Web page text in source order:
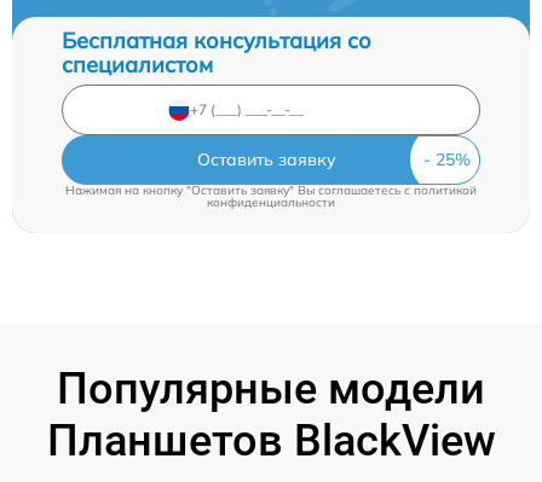
Бесплатная консультация со
специалистом
Оставить заявку
Нажимая на кнопку "Оставить заявку" Вы соглашаетесь cполитикой
конфиденциальности
Популярные модели
Планшетов BlackView